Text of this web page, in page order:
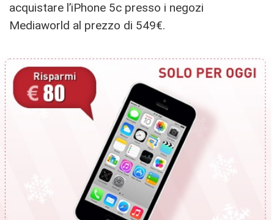
acquistare l’iPhone 5c presso i negozi
Mediaworld al prezzo di 549€.